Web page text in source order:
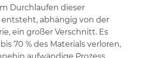
Durchlaufen dieser
entsteht, abhängig von der
ein großer Verschnitt. Es
70 % des Materials verloren,